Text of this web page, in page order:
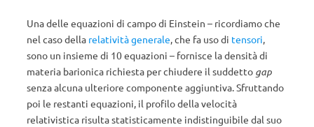
Una delle equazioni di campo di Einstein – ricordiamo che
nel caso della relatività generale, che fa uso di tensori,
sono un insieme di 10 equazioni – fornisce la densità di
materia barionica richiesta per chiudere il suddetto gap
senza alcuna ulteriore componente aggiuntiva. Sfruttando
poi le restanti equazioni, il profilo della velocità
relativistica risulta statisticamente indistinguibile dal suo